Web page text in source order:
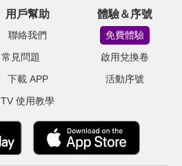
用戶幫助
聯絡我們
常見問題
下載 APP
TV 使用教學
體驗＆序號
免費體驗
啟用兌換卷
活動序號